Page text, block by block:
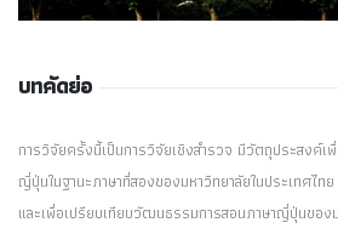
บทคัดย่อ
การวิจัยครั้งนี้เป็นการวิจัยเชิงสำรวจ มีวัตถุประสงค์
ญี่ปุ่นในฐานะภาษาที่สองของมหาวิทยาลัยในประเทศไท
และเพื่อเปรียบเทียบวัฒนธรรมการสอนภาษาญี่ปุ่นของ